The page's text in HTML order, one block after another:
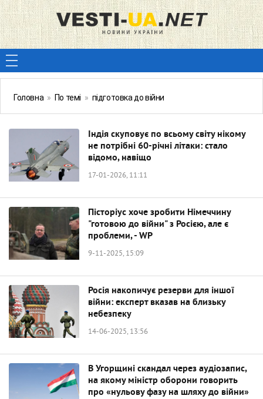
Головна » По темі » підготовка до війни
Індія скуповує по всьому світу нікому
не потрібні 60-річні літаки: стало
відомо, навіщо
17-01-2026, 11:11
Пісторіус хоче зробити Німеччину
"готовою до війни" з Росією, але є
проблеми, - WP
9-11-2025, 15:09
Росія накопичує резерви для іншої
війни: експерт вказав на близьку
небезпеку
14-06-2025, 13:56
В Угорщині скандал через аудіозапис,
на якому міністр оборони говорить
про «нульову фазу на шляху до війни»